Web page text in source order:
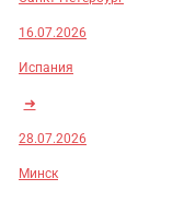
16.07.2026
Испания
➜
28.07.2026
Минск